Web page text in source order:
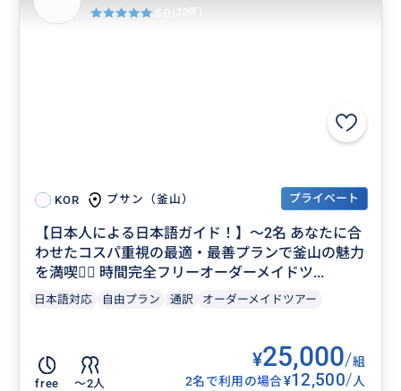
KOR プサン（釜山） プライベート
【日本人による日本語ガイド！】〜2名 あなたに合
わせたコスパ重視の最適・最善プランで釜山の魅力
を満喫❤️‍🔥 時間完全フリーオーダーメイドツ...
日本語対応 自由プラン 通訳 オーダーメイドツアー
free 〜2人
¥25,000/組
2名で利用の場合¥12,500/人
5.0 (20件)